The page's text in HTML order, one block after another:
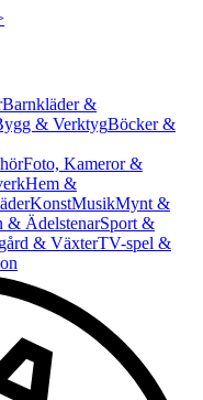
Barnkläder &
& VerktygBöcker &
Foto, Kameror &
Hem &
KonstMusikMynt &
& ÄdelstenarSport &
& VäxterTV-spel &